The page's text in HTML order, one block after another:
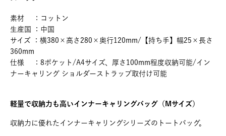
素材 ：コットン
生産国 ：中国
サイズ ：横380×高さ280×奥行120mm/【持ち手】幅25×長さ
360mm
仕様 ：8ポケット/A4サイズ、厚さ100mm程度収納可能/イン
ナーキャリング ショルダーストラップ取付け可能
軽量で収納力も高いインナーキャリングバッグ（Mサイズ）
収納力に優れたインナーキャリングシリーズのトートバッグ。